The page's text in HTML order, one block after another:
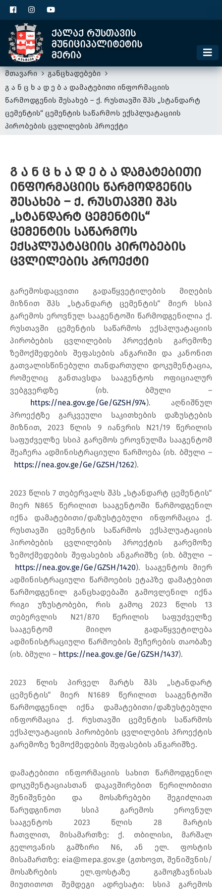
მთავარი
განცხადებები
გ ა ნ ც ხ ა დ ე ბ ა დამატებითი ინფორმაციის
წარმოდგენის შესახებ – ქ. რუსთავში შპს „სტანდარტ
ცემენტის“ ცემენტის საწარმოს ექსპლუატაციის
პირობების ცვლილების პროექტი
გ ა ნ ც ხ ა დ ე ბ ა დამატებითი
ინფორმაციის წარმოდგენის
შესახებ – ქ. რუსთავში შპს
„სტანდარტ ცემენტის“
ცემენტის საწარმოს
ექსპლუატაციის პირობების
ცვლილების პროექტი
გარემოსდაცვითი გადაწყვეტილების მიღების
მიზნით შპს „სტანდარტ ცემენტის“ მიერ სსიპ
გარემოს ეროვნულ სააგენტოში წარმოდგენილია ქ.
რუსთავში ცემენტის საწარმოს ექსპლუატაციის
პირობების ცვლილების პროექტის გარემოზე
ზემოქმედების შეფასების ანგარიში და კანონით
გათვალისწინებული თანდართული დოკუმენტაცია,
რომელიც განთავსდა სააგენტოს ოფიციალურ
ვებგვერდზე (იხ. ბმული –
https://nea.gov.ge/Ge/GZSH/974). აღნიშნულ
პროექტზე გარკვეული საკითხების დაზუსტების
მიზნით, 2023 წლის 9 იანვრის N21/19 წერილის
საფუძველზე სსიპ გარემოს ეროვნულმა სააგენტომ
შეაჩერა ადმინისტრაციული წარმოება (იხ. ბმული –
https://nea.gov.ge/Ge/GZSH/1262).
2023 წლის 7 თებერვალს შპს „სტანდარტ ცემენტის“
მიერ N865 წერილით სააგენტოში წარმოდგენილ
იქნა დამატებითი/დაზუსტებული ინფორმაცია ქ.
რუსთავში ცემენტის საწარმოს ექსპლუატაციის
პირობების ცვლილების პროექტის გარემოზე
ზემოქმედების შეფასების ანგარიშზე (იხ. ბმული –
https://nea.gov.ge/Ge/GZSH/1420). სააგენტოს მიერ
ადმინისტრაციული წარმოების ეტაპზე დამატებით
წარმოდგენილ განცხადებაში გამოვლენილ იქნა
რიგი უზუსტობები, რის გამოც 2023 წლის 13
თებერვლის N21/870 წერილის საფუძველზე
სააგენტომ მიიღო გადაწყვეტილება
ადმინისტრაციული წარმოების შეჩერების თაობაზე
(იხ. ბმული – https://nea.gov.ge/Ge/GZSH/1437).
2023 წლის პირველ მარტს შპს „სტანდარტ
ცემენტის“ მიერ N1689 წერილით სააგენტოში
წარმოდგენილ იქნა დამატებითი/დაზუსტებული
ინფორმაცია ქ. რუსთავში ცემენტის საწარმოს
ექსპლუატაციის პირობების ცვლილების პროექტის
გარემოზე ზემოქმედების შეფასების ანგარიშზე.
დამატებითი ინფორმაციის სახით წარმოდგენილ
დოკუმენტაციასთან დაკავშირებით წერილობითი
შენიშვნები და მოსაზრებები შეგიძლიათ
წარუდგინოთ სსიპ გარემოს ეროვნულ
სააგენტოს 2023 წლის 28 მარტის
ჩათვლით, მისამართზე: ქ. თბილისი, მარშალ
გელოვანის გამზირი N6, ან ელ. ფოსტის
მისამართზე: eia@mepa.gov.ge (გთხოვთ, შენიშვნის/
მოსაზრების ელ.ფოსტაზე გამოგზავნისას
მიუთითოთ შემდეგი ადრესატი: სსიპ გარემოს